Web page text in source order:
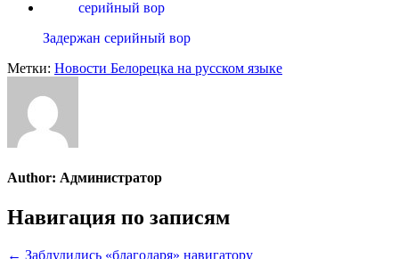
Задержан серийный вор
Метки: Новости Белорецка на русском языке
Author: Администратор
Навигация по записям
← Заблудились «благодаря» навигатору